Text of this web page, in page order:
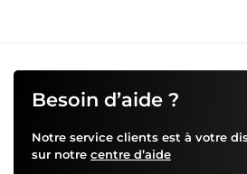
Besoin d’aide ?
Notre service clients est à votre
sur notre centre d’aide